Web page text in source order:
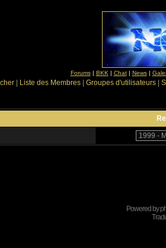
Forums| BKK | Chat| News|
Liste des Membres Groupes d'utilisateurs
Powered by